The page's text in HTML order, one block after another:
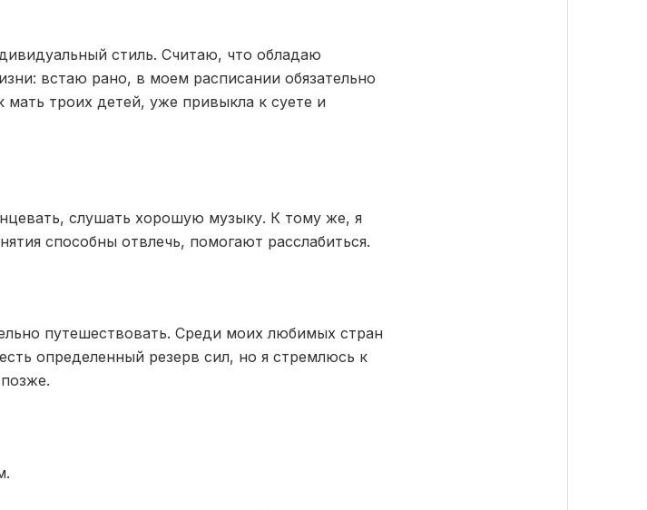
стиль. Считаю, что обладаю
встаю рано, в моем расписании обязательно
мать троих детей, уже привыкла к суете и
слушать хорошую музыку. К тому же, я
способны отвлечь, помогают расслабиться.
путешествовать. Среди моих любимых стран
определенный резерв сил, но я стремлюсь к